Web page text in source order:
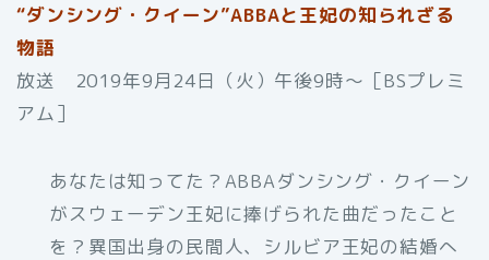
“ダンシング・クイーン”ABBAと王妃の知られざる
物語
放送 2019年9月24日（火）午後9時～［BSプレミ
アム］
あなたは知ってた？ABBAダンシング・クイーン
がスウェーデン王妃に捧げられた曲だったこと
を？異国出身の民間人、シルビア王妃の結婚へ